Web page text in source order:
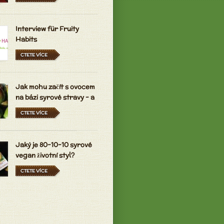
Interview für Fruity
Habits
CTETE VÍCE
Jak mohu začít s ovocem
na bázi syrové stravy - a
držet se ho?
CTETE VÍCE
Jaký je 80-10-10 syrové
vegan životní styl?
CTETE VÍCE